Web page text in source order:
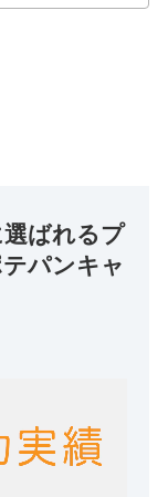
ばれるプ
パンキャ